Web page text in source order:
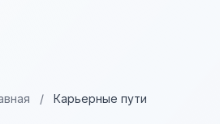
/ Карьерные пути